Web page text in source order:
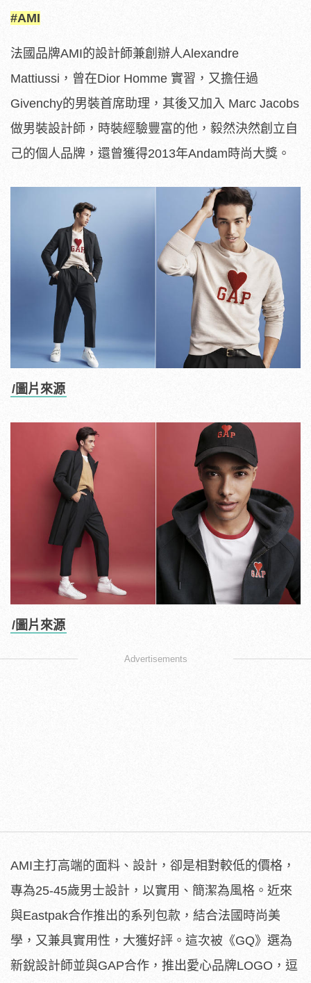
#AMI
法國品牌AMI的設計師兼創辦人Alexandre
Mattiussi，曾在Dior Homme 實習，又擔任過
Givenchy的男裝首席助理，其後又加入 Marc Jacobs
做男裝設計師，時裝經驗豐富的他，毅然決然創立自
己的個人品牌，還曾獲得2013年Andam時尚大獎。
/圖片來源
/圖片來源
Advertisements
AMI主打高端的面料、設計，卻是相對較低的價格，
專為25-45歲男士設計，以實用、簡潔為風格。近來
與Eastpak合作推出的系列包款，結合法國時尚美
學，又兼具實用性，大獲好評。這次被《GQ》選為
新銳設計師並與GAP合作，推出愛心品牌LOGO，逗